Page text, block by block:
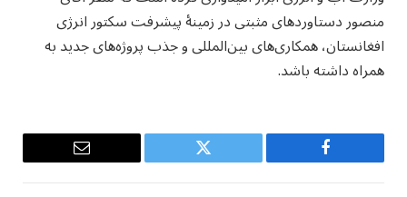
منصور دستاوردهای مثبتی در زمینهٔ پیشرفت سکتور انرژی
افغانستان، همکاری‌های بین‌المللی و جذب پروژه‌های جدید به
همراه داشته باشد.
Facebook
Twitter
Email